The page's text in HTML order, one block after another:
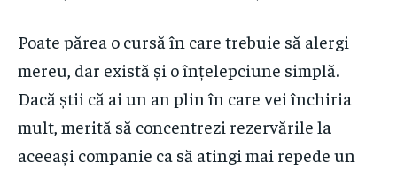
Poate părea o cursă în care trebuie să alergi
mereu, dar există și o înțelepciune simplă.
Dacă știi că ai un an plin în care vei închiria
mult, merită să concentrezi rezervările la
aceeași companie ca să atingi mai repede un